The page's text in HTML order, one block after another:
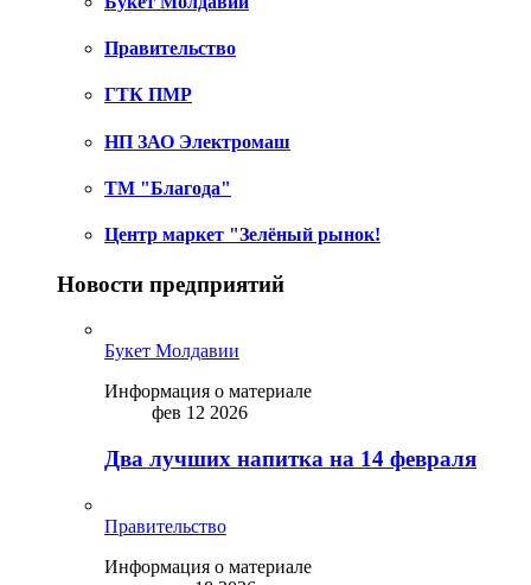
Правительство
ГТК ПМР
НП ЗАО Электромаш
ТМ "Благода"
Центр маркет "Зелёный рынок!
Новости предприятий
Букет Молдавии
Информация о материале
фев 12 2026
Два лучших напитка на 14 февраля
Правительство
Информация о материале